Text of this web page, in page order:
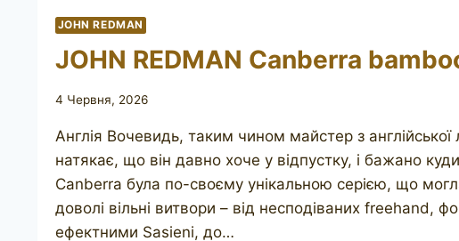
JOHN REDMAN
JOHN REDMAN Canberra
4 Червня, 2026
Англія Вочевидь, таким чином майстер з
натякає, що він давно хоче у відпустку, і бажано
Canberra була по-своєму унікальною серією, що
доволі вільні витвори – від несподіваних freehand,
ефектними Sasieni, до…